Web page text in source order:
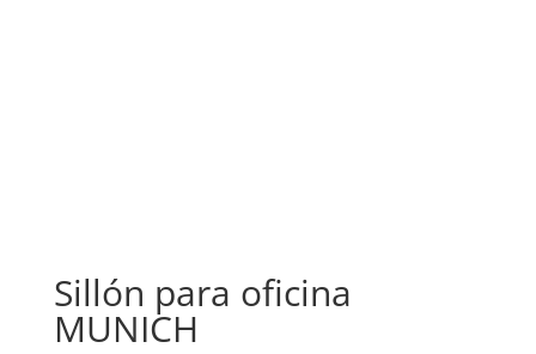
Sillón para oficina
MUNICH